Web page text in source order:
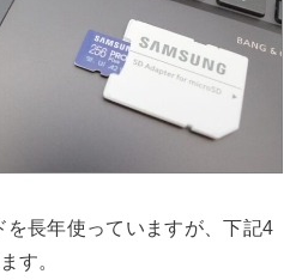
長年使っていますが、下記4
す。